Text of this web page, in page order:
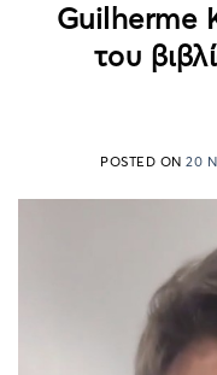
Guilherme
του
POSTED ON20